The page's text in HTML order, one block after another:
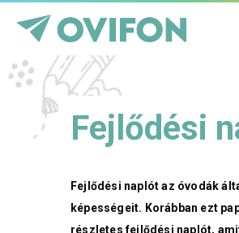
Fejlődési
Fejlődési naplót az óvodák
képességeit. Korábban ezt
részletes fejlődési naplót,